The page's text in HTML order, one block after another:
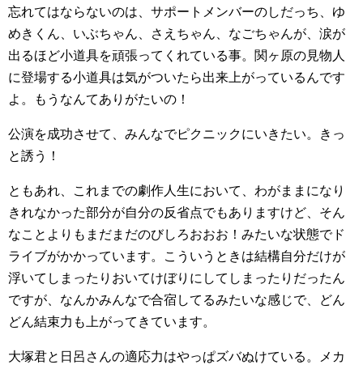
忘れてはならないのは、サポートメンバーのしだっち、ゆ
めきくん、いぶちゃん、さえちゃん、なごちゃんが、涙が
出るほど小道具を頑張ってくれている事。関ヶ原の見物人
に登場する小道具は気がついたら出来上がっているんです
よ。もうなんてありがたいの！
公演を成功させて、みんなでピクニックにいきたい。きっ
と誘う！
ともあれ、これまでの劇作人生において、わがままになり
きれなかった部分が自分の反省点でもありますけど、そん
なことよりもまだまだのびしろおおお！みたいな状態でド
ライブがかかっています。こういうときは結構自分だけが
浮いてしまったりおいてけぼりにしてしまったりだったん
ですが、なんかみんなで合宿してるみたいな感じで、どん
どん結束力も上がってきています。
大塚君と日呂さんの適応力はやっぱズバぬけている。メカ